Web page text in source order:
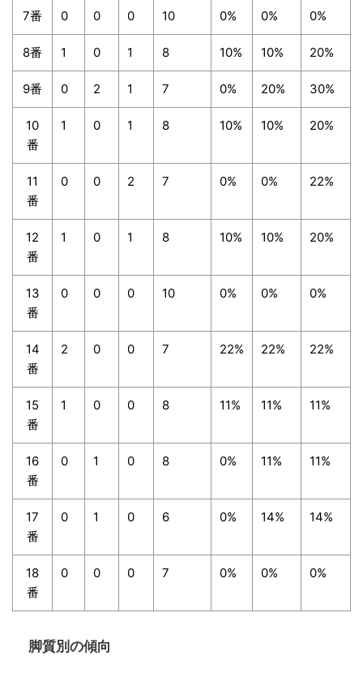
7番 0 0 0 10 0% 0% 0%
8番 1 0 1 8 10% 10% 20%
9番 0 2 1 7 0% 20% 30%
10
番
1 0 1 8 10% 10% 20%
11
番
0 0 2 7 0% 0% 22%
12
番
1 0 1 8 10% 10% 20%
13
番
0 0 0 10 0% 0% 0%
14
番
2 0 0 7 22% 22% 22%
15
番
1 0 0 8 11% 11% 11%
16
番
0 1 0 8 0% 11% 11%
17
番
0 1 0 6 0% 14% 14%
18
番
0 0 0 7 0% 0% 0%
脚質別の傾向